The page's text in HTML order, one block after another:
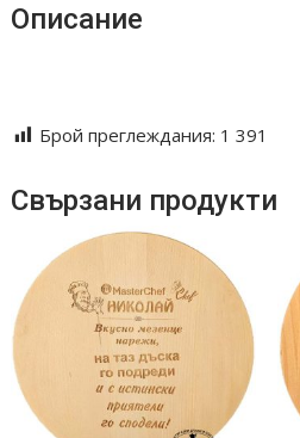
Описание
Брой преглеждания: 1 391
Свързани продукти